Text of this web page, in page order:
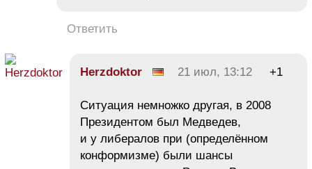
Ответить
Herzdoktor 21 июл, 13:12 +1
Ситуация немножко другая, в 2008
Президентом был Медведев,
и у либералов при (определённом
конформизме) были шансы